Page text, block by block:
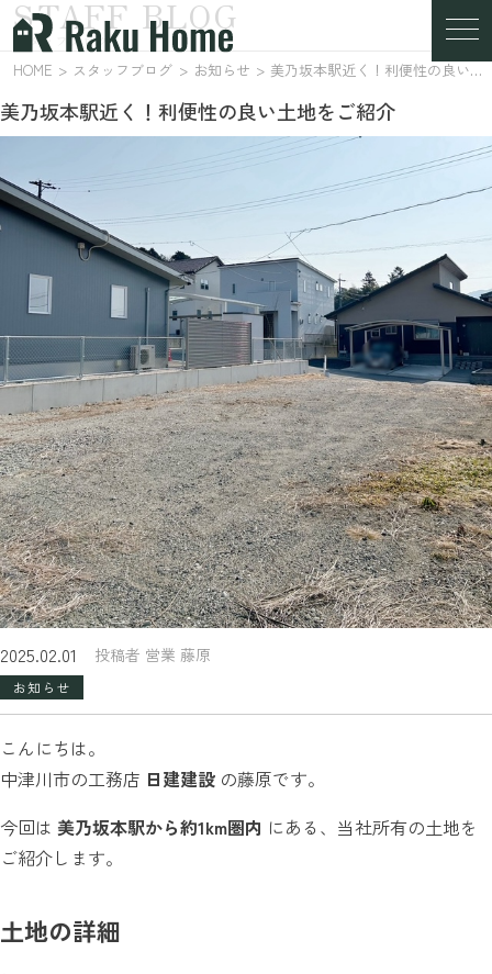
スタッフブログ
STAFF BLOG
HOME スタッフブログ お知らせ 美乃坂本駅近く！利便性の良い土地をご紹介
美乃坂本駅近く！利便性の良い土地をご紹介
2025.02.01 投稿者 営業 藤原
お知らせ
こんにちは。
中津川市の工務店 日建建設 の藤原です。
今回は 美乃坂本駅から約1km圏内 にある、当社所有の土地を
ご紹介します。
土地の詳細